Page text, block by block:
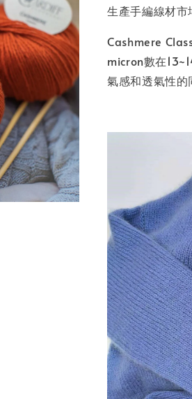
生產手編線材
Cashmere
micron數在
氣感和透氣性